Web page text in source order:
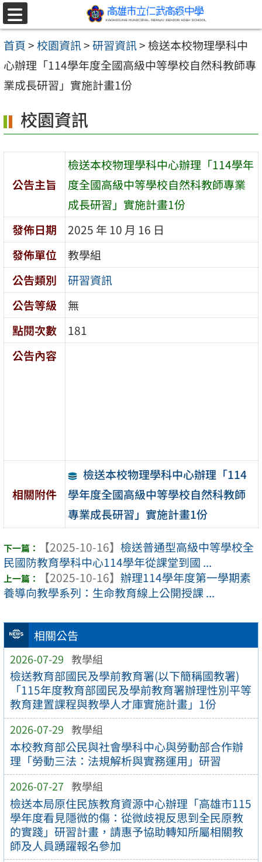
跳至主要內容區
選
單
首頁>校園資訊>研習資訊> 檢送本校物理學科中
心辦理「114學年度全國高級中等學校自然科教師專
業成長研習」實施計畫1份
相關公告
2026-07-29 教學組
檢送教育部國民及學前教育署(以下簡稱國教署)
「115年度教育部國民及學前教育署辦理性別平等
教育建置課程與教學人才庫實施計畫」1份
2026-07-29 教學組
本校教育部公民與社會學科中心與勞動部合作辦
理「勞動三法：法規解析與實務運用」研習
2026-07-27 教學組
檢送本局原住民族教育資源中心辦理「高雄市115
學年度看見隱微的傷：從微歧視反思到全民原教
的實踐」研習計畫，請惠予協助轉知所屬相關教
師及人員踴躍報名參加
校園資訊
公告主旨
檢送本校物理學科中心辦理「114學年
度全國高級中等學校自然科教師專業
成長研習」實施計畫1份
發佈日期
2025 年 10 月 16 日
發佈單位
教學組
公告類別
研習資訊
公告等級
無
點閱次數
181
公告內容
相關附件
檢送本校物理學科中心辦理「114
學年度全國高級中等學校自然科教師
專業成長研習」實施計畫1份
【2025-10-16】 檢送普通型高級中等學校全
民國防教育學科中心114學年從課堂到國 ...
【2025-10-16】 辦理114學年度第一學期素
養導向教學系列：生命教育線上公開授課 ...